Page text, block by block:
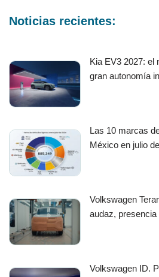
Noticias recientes:
Kia EV3 2027: el
gran autonomía
Las 10 marcas
México en julio
Volkswagen
audaz,
Volkswagen ID.